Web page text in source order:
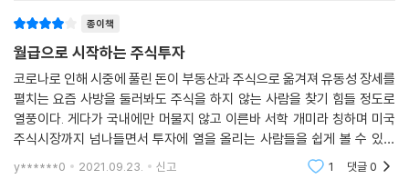
종이책
월급으로 시작하는 주식투자
코로나로 인해 시중에 풀린 돈이 부동산과 주식으로 옮겨져 유동성 장세를
펼치는 요즘 사방을 둘러봐도 주식을 하지 않는 사람을 찾기 힘들 정도로
열풍이다. 게다가 국내에만 머물지 않고 이른바 서학 개미라 칭하며 미국
주식시장까지 넘나들면서 투자에 열을 올리는 사람들을 쉽게 볼 수 있는
요즘이다. 나 역시 한때 닷컴 열풍이 불었던 1999년에서 2000년 주식투
자에 뛰어들었다
y******0 2021.09.23. 신고 1 댓글0